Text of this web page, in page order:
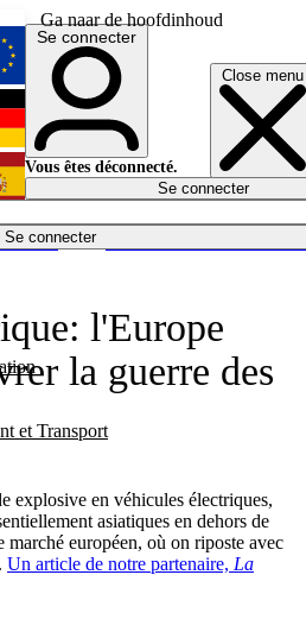
Ga naar de hoofdinhoud
Close menu
Se connecter
et Transport
English
Deutsch
Español
Se connecter
Vous êtes déconnecté.
Se connecter
l'Europe
la guerre des
explosive en véhicules électriques,
asiatiques en dehors de
marché européen, où on riposte avec
Un article de notre partenaire, La